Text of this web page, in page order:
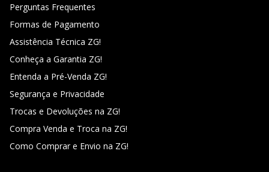
Perguntas Frequentes
Formas de Pagamento
Assistência Técnica ZG!
Conheça a Garantia ZG!
Entenda a Pré-Venda ZG!
Segurança e Privacidade
Trocas e Devoluções na ZG!
Compra Venda e Troca na ZG!
Como Comprar e Envio na ZG!